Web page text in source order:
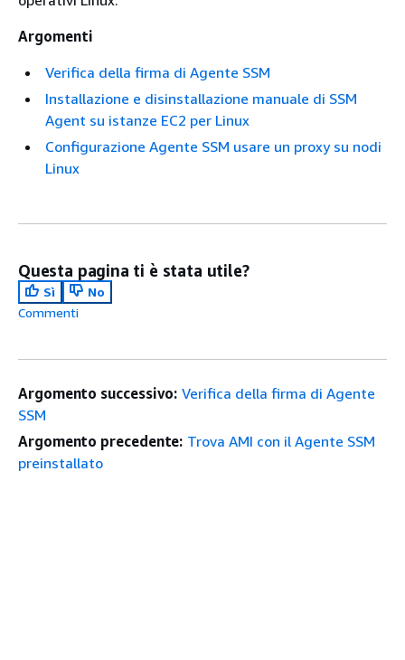
Argomenti
Verifica della firma di Agente SSM
Installazione e disinstallazione manuale di SSM
Agent su istanze EC2 per Linux
Configurazione Agente SSM usare un proxy su nodi
Linux
Questa pagina ti è stata utile?
Sì
No
Commenti
Argomento successivo: Verifica della firma di Agente
SSM
Argomento precedente: Trova AMI con il Agente SSM
preinstallato